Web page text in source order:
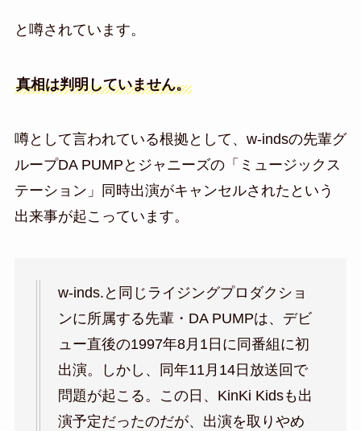
と噂されています。
真相は判明していません。
噂として言われている根拠として、w-indsの先輩グ
ループDA PUMPとジャニーズの「ミュージックス
テーション」同時出演がキャンセルされたという
出来事が起こっています。
w-inds.と同じライジングプロダクショ
ンに所属する先輩・DA PUMPは、デビ
ュー直後の1997年8月1日に同番組に初
出演。しかし、同年11月14日放送回で
問題が起こる。この日、KinKi Kidsも出
演予定だったのだが、出演を取りやめ